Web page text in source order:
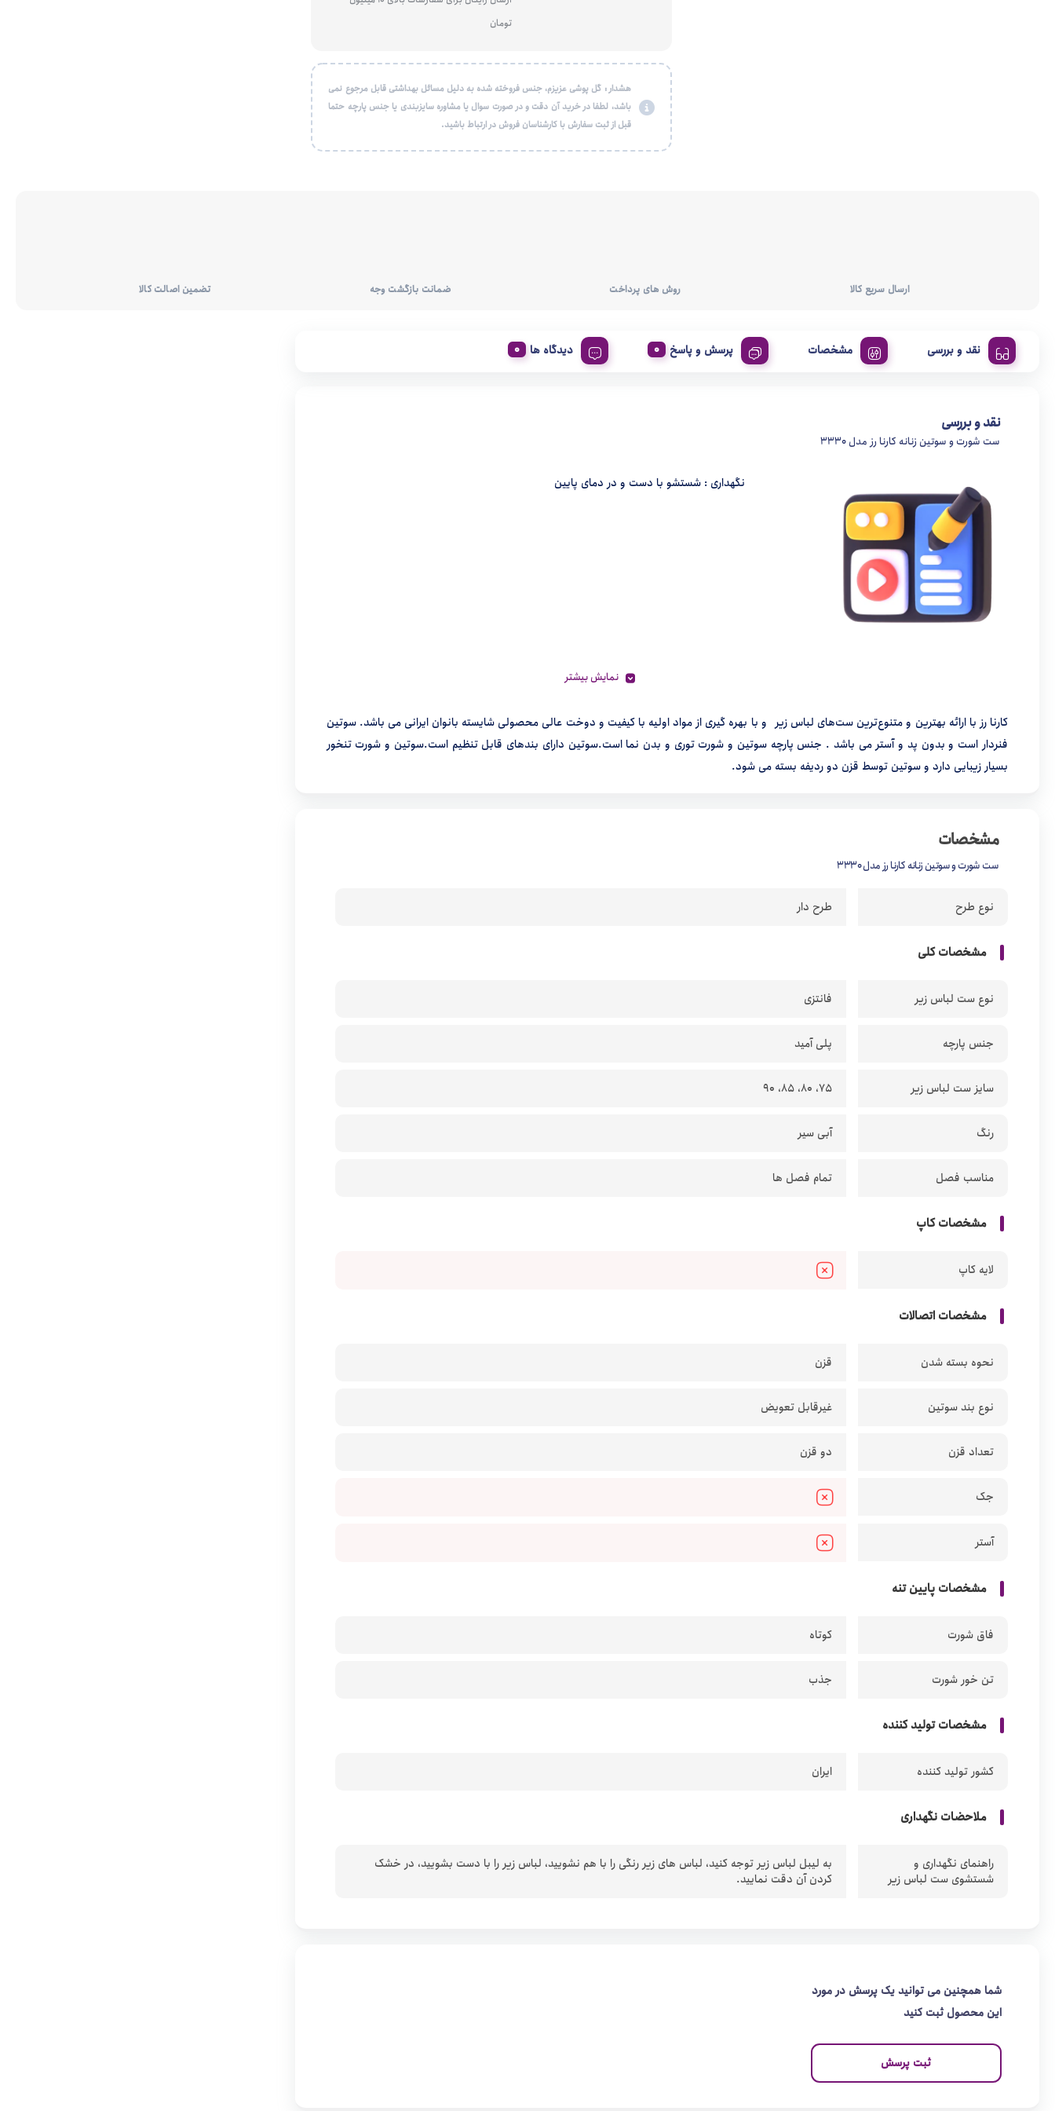
تومان
هشدار : گل پوشی عزیزم، جنس فروخته شده به دلیل مسائل بهداشتی قابل مرجوع نمی
باشد، لطفا در خرید آن دقت و در صورت سوال یا مشاوره سایزبندی یا جنس پارچه حتما
قبل از ثبت سفارش با کارشناسان فروش در ارتباط باشید.
ارسال سریع کالا روش های پرداخت ضمانت بازگشت وجه تضمین اصالت کالا
نقد و بررسی مشخصات پرسش و پاسخ دیدگاه ها
نقد و بررسی
ست شورت و سوتین زنانه کارنا رز مدل 3330
نگهداری : شستشو با دست و در دمای پایین
نمایش بیشتر
کارنا رز با ارائه بهترین و متنوع‌ترین ست‌های لباس زیر و با بهره گیری از مواد اولیه با کیفیت و دوخت عالی محصولی شایسته بانوان ایرانی می باشد. سوتین
فنردار است و بدون پد و آستر می باشد . جنس پارچه سوتین و شورت توری و بدن نما است.سوتین دارای بندهای قابل تنظیم است.سوتین و شورت تنخور
بسیار زیبایی دارد و سوتین توسط قزن دو ردیفه بسته می شود.
مشخصات
ست شورت و سوتین زنانه کارنا رز مدل 3330
نوع طرح طرح دار
مشخصات کلی
نوع ست لباس زیر فانتزی
جنس پارچه پلی آمید
سایز ست لباس زیر 75، 80، 85، 90
رنگ آبی سیر
مناسب فصل تمام فصل ها
مشخصات کاپ
لایه کاپ
مشخصات اتصالات
نحوه بسته شدن قزن
نوع بند سوتین غیرقابل تعویض
تعداد قزن دو قزن
جک
آستر
مشخصات پایین تنه
فاق شورت کوتاه
تن خور شورت جذب
مشخصات تولید کننده
کشور تولید کننده ایران
ملاحضات نگهداری
راهنمای نگهداری و
شستشوی ست لباس زیر
به لیبل لباس زیر توجه کنید، لباس های زیر رنگی را با هم نشویید، لباس زیر را با دست بشویید، در خشک
کردن آن دقت نمایید.
شما همچنین می توانید یک پرسش در مورد
این محصول ثبت کنید
ثبت پرسش